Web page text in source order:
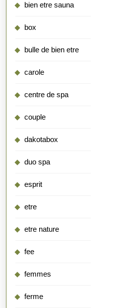
bien etre sauna
box
bulle de bien etre
carole
centre de spa
couple
dakotabox
duo spa
esprit
etre
etre nature
fee
femmes
ferme